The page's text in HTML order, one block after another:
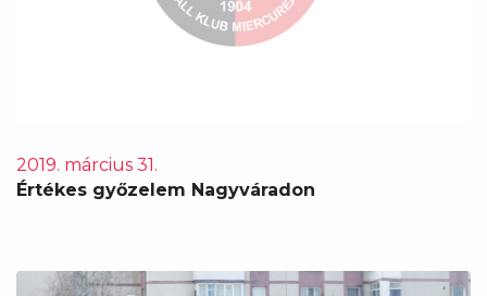
2019. március 31.
Értékes győzelem Nagyváradon